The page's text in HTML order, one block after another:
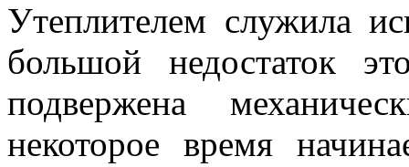
Утеплителем служила
большой недостаток
подвержена
некоторое время